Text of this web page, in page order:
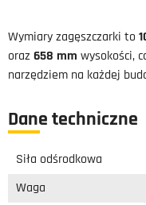
Wymiary zagęszczarki to
oraz 658 mm wysokości,
narzędziem na każdej
Dane techniczne
Siła odśrodkowa
Waga